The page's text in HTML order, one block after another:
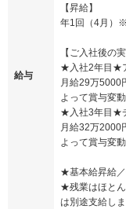
給与
【昇給】
年1回（4月）
【ご入社後の実
★入社2年目★
月給29万5000
よって賞与変動
★入社3年目★
月給32万2000
よって賞与変動
★基本給昇給
★残業はほと
は別途支給し